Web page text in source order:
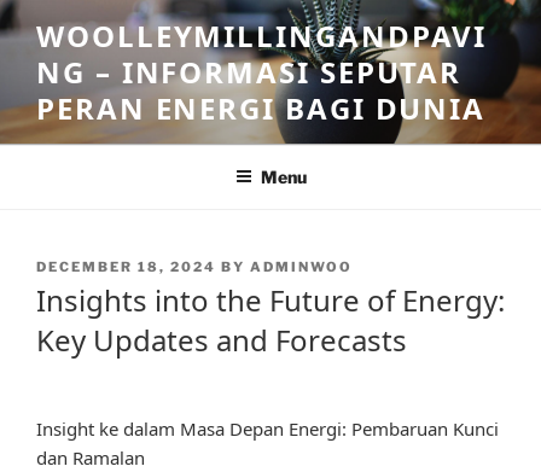
Skip
to
content
WOOLLEYMILLINGANDPAVI
NG – INFORMASI SEPUTAR
PERAN ENERGI BAGI DUNIA
Menu
POSTED
DECEMBER 18, 2024 BY ADMINWOO
Insights into the Future of Energy:
Key Updates and Forecasts
Insight ke dalam Masa Depan Energi: Pembaruan Kunci
dan Ramalan